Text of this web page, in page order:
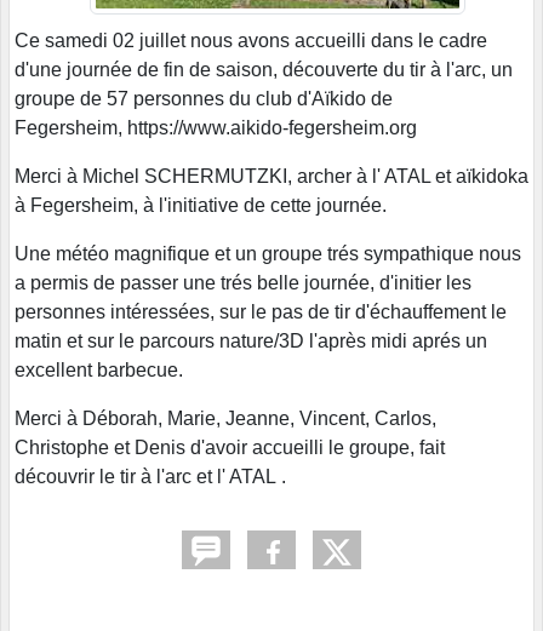
Ce samedi 02 juillet nous avons accueilli dans le cadre
d'une journée de fin de saison, découverte du tir à l'arc, un
groupe de 57 personnes du club d'Aïkido de
Fegersheim, https://www.aikido-fegersheim.org
Merci à Michel SCHERMUTZKI, archer à l' ATAL et aïkidoka
à Fegersheim, à l'initiative de cette journée.
Une météo magnifique et un groupe trés sympathique nous
a permis de passer une trés belle journée, d'initier les
personnes intéressées, sur le pas de tir d'échauffement le
matin et sur le parcours nature/3D l'après midi aprés un
excellent barbecue.
Merci à Déborah, Marie, Jeanne, Vincent, Carlos,
Christophe et Denis d'avoir accueilli le groupe, fait
découvrir le tir à l'arc et l' ATAL .